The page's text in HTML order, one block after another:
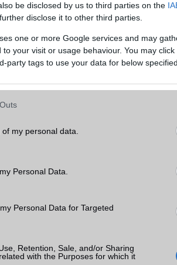
be disclosed by us to third parties on the
disclose it to other third parties.
one or more Google services and may
your visit or usage behaviour. You may
party tags to use your data for below
my personal data.
Personal Data.
Personal Data for Targeted
Retention, Sale, and/or Sharing
with the Purposes for which it
v2,x
eMail
Van
Nincs
Nincs